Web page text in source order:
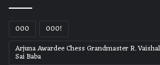
000
000!
Arjuna Awardee Chess Grandmaster R.
Sai Baba